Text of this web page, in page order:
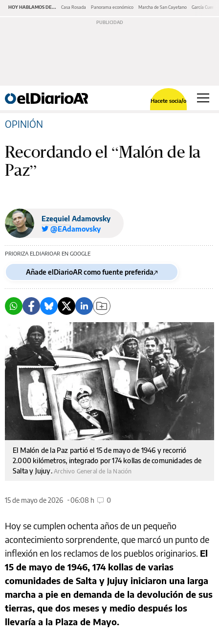
HOY HABLAMOS DE... Casa Rosada Panorama económico Marcha de San Cayetano García Cuerva
Hacete socia/o
OPINIÓN
Recordando el “Malón de la
Paz”
Ezequiel Adamovsky
@EAdamovsky
PRIORIZA ELDIARIOAR EN GOOGLE
Añade elDiarioAR como fuente preferida
El Malón de la Paz partió el 15 de mayo de 1946 y recorrió
2.000 kilómetros, integrado por 174 kollas de comunidades de
Salta y Jujuy. Archivo General de la Nación
15 de mayo de 2026 06:08 h 0
Hoy se cumplen ochenta años de un pequeño
acontecimiento sorprendente, que marcó un punto de
inflexión en los reclamos de los pueblos originarios. El
15 de mayo de 1946, 174 kollas de varias
comunidades de Salta y Jujuy iniciaron una larga
marcha a pie en demanda de la devolución de sus
tierras, que dos meses y medio después los
llevaría a la Plaza de Mayo.